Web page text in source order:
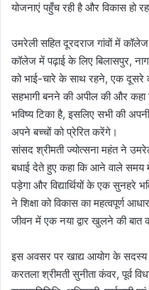
योजनाएं पहुँच रही है और विकास हो
उमरेली सहित दूरदराज गांवों में
कॉलेज में पढ़ाई के लिए बिलासपुर,
को भाई-चारे के साथ रहने, एक दूसरे
सहभागी बनने की अपील की और कहा
भविष्य टिका है, इसलिए सभी की
अपने बच्चों को प्रेरित करेंगे।
सांसद श्रीमती ज्योत्सना महंत ने
बधाई देते हुए कहा कि आने वाले समय में
पड़ेगा और विद्यार्थियों के एक सुनहरे
ने शिक्षा को विकास का महत्वपूर्ण
जीवन में एक नया द्वार खुलने की बात
इस अवसर पर खाद्य आयोग के सदस्य
करतला श्रीमती सुनीता कंवर, पूर्व